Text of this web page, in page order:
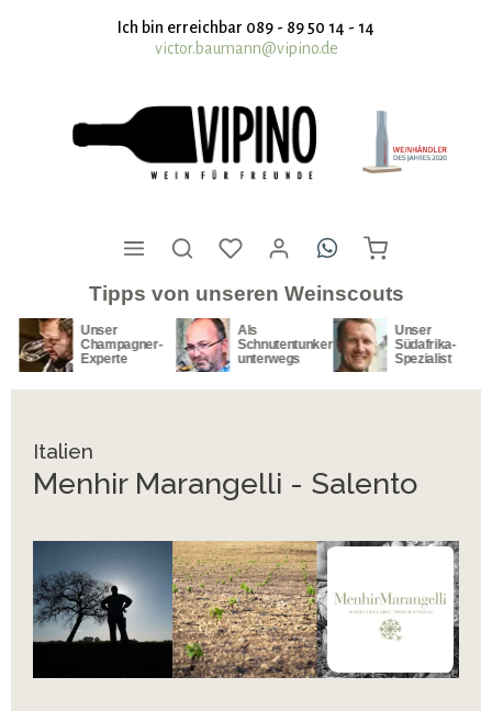
springenIch bin erreichbar 089 - 89 50 14 - 14
victor.baumann@vipino.de
Tipps von unseren Weinscouts
Unser
Champagner-
Experte
Als
Schnutentunker
unterwegs
Unser
Südafrika-
Spezialist
Italien
Menhir Marangelli - Salento